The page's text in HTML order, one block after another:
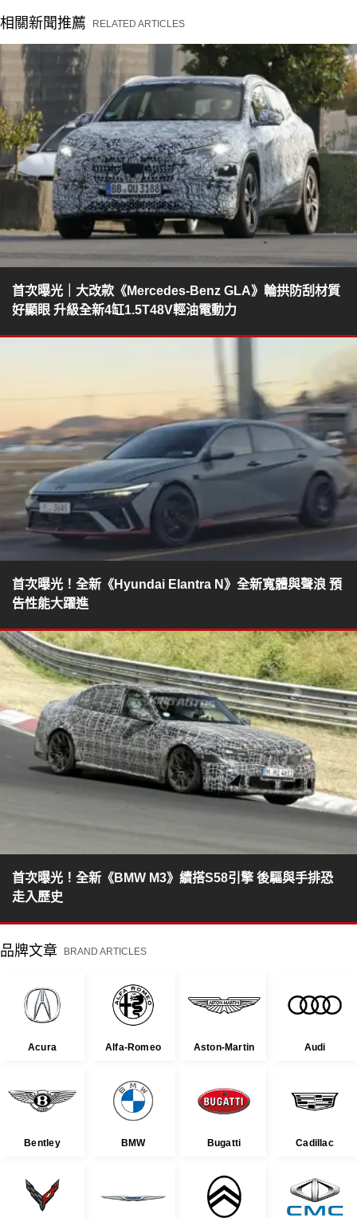
相關新聞推薦 RELATED ARTICLES
首次曝光｜大改款《Mercedes-Benz GLA》輪拱防刮材質
好顯眼 升級全新4缸1.5T48V輕油電動力
首次曝光！全新《Hyundai Elantra N》全新寬體與聲浪 預
告性能大躍進
首次曝光！全新《BMW M3》續搭S58引擎 後驅與手排恐
走入歷史
品牌文章 BRAND ARTICLES
Acura Alfa-Romeo Aston-Martin Audi
Bentley BMW Bugatti Cadillac